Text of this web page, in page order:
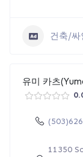
건축/싸
유미 카츠
11350